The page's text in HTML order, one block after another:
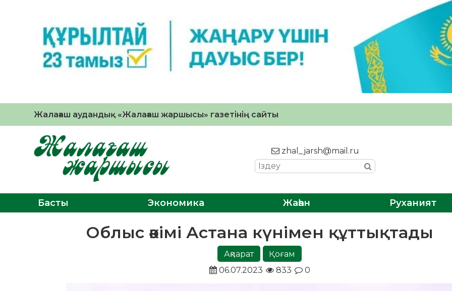
Жалағаш аудандық «Жалағаш жаршысы» газетінің сайты
zhal_jarsh@mail.ru
Басты Экономика Жаһан Руханият
Облыс әкімі Астана күнімен құттықтады
Ақпарат
Қоғам
06.07.2023
833 0